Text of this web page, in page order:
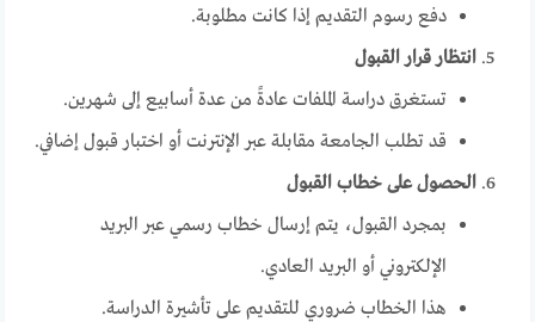
دفع رسوم التقديم إذا كانت مطلوبة.
انتظار قرار القبول
تستغرق دراسة الملفات عادةً من عدة أسابيع إلى شهرين.
قد تطلب الجامعة مقابلة عبر الإنترنت أو اختبار قبول إضافي.
الحصول على خطاب القبول
بمجرد القبول، يتم إرسال خطاب رسمي عبر البريد
الإلكتروني أو البريد العادي.
هذا الخطاب ضروري للتقديم على تأشيرة الدراسة.